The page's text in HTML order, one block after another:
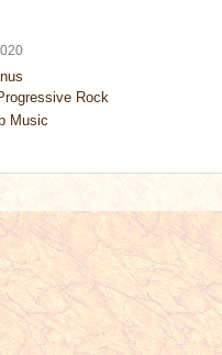
Rock
Music